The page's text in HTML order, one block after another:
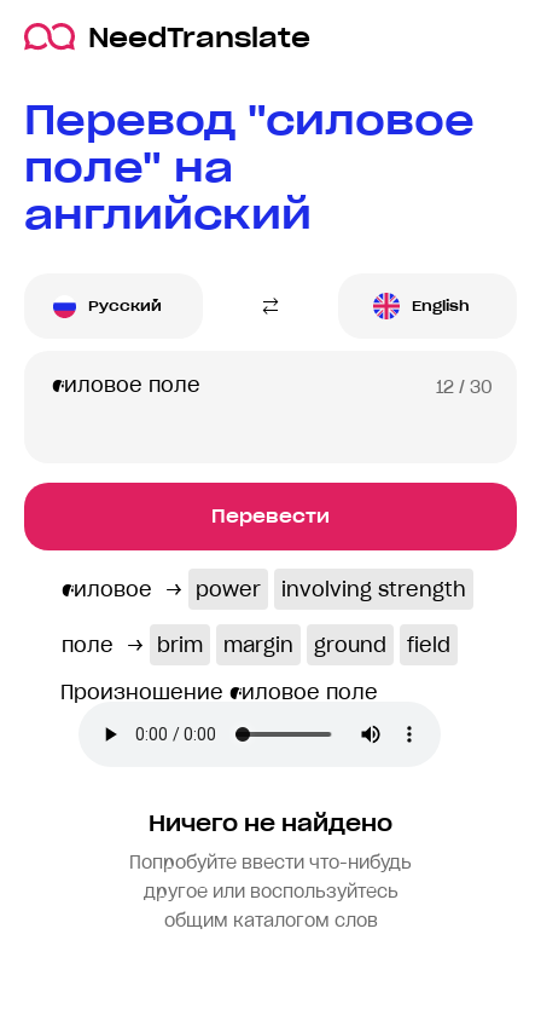
NeedTranslate
Перевод "силовое
поле" на
английский
Русский English
12 / 30
Перевести
силовое → power involving strength
поле → brim margin ground
field
Произношение силовое поле
Ничего не найдено
Попробуйте ввести что-нибудь
другое или воспользуйтесь
общим каталогом слов